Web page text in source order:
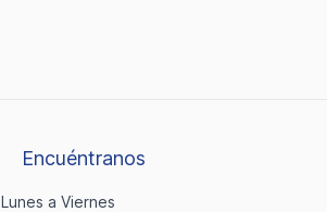
Encuéntranos
Lunes a Viernes